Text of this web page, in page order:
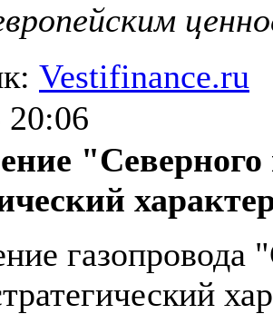
Vestifinance.ru
20:06
"Северного
газопровода